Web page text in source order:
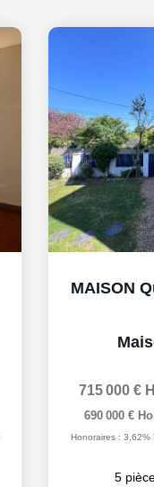
715 000 €
690 000 €
Honoraires : 3,62%
5